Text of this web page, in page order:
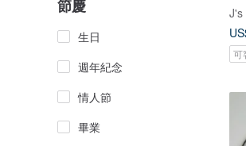
節慶
生日
週年紀念
情人節
畢業
J's
可